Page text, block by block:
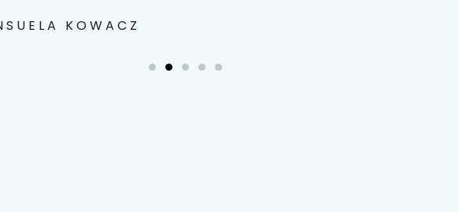
KOWACZ